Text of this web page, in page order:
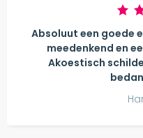
Absoluut een goede
meedenkend en
Akoestisch